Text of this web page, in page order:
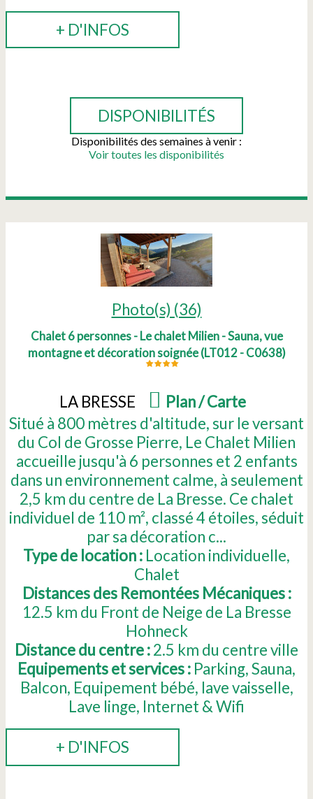
+ D'INFOS
DISPONIBILITÉS
Disponibilités des semaines à venir :
Voir toutes les disponibilités
Photo(s) (36)
Chalet 6 personnes - Le chalet Milien - Sauna, vue
montagne et décoration soignée(LT012 - C0638)
LA BRESSE Plan / Carte)
Situé à 800 mètres d'altitude, sur le versant
du Col de Grosse Pierre, Le Chalet Milien
accueille jusqu'à 6 personnes et 2 enfants
dans un environnement calme, à seulement
2,5 km du centre de La Bresse. Ce chalet
individuel de 110 m², classé 4 étoiles, séduit
par sa décoration c...
Type de location : Location individuelle
Chalet
Distances des Remontées Mécaniques :
12.5 km du Front de Neige de La Bresse
Hohneck
Distance du centre :2.5 km du centre ville
Equipements et services : Parking Sauna
Balcon Equipement bébé lave vaisselle
Lave linge Internet & Wifi
+ D'INFOS